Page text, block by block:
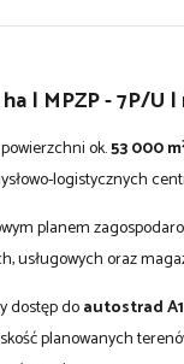
| MPZP - 7P/
ok.53 000
logistycznych
planem
usługowych oraz
dostęp doautostrad
planowanych